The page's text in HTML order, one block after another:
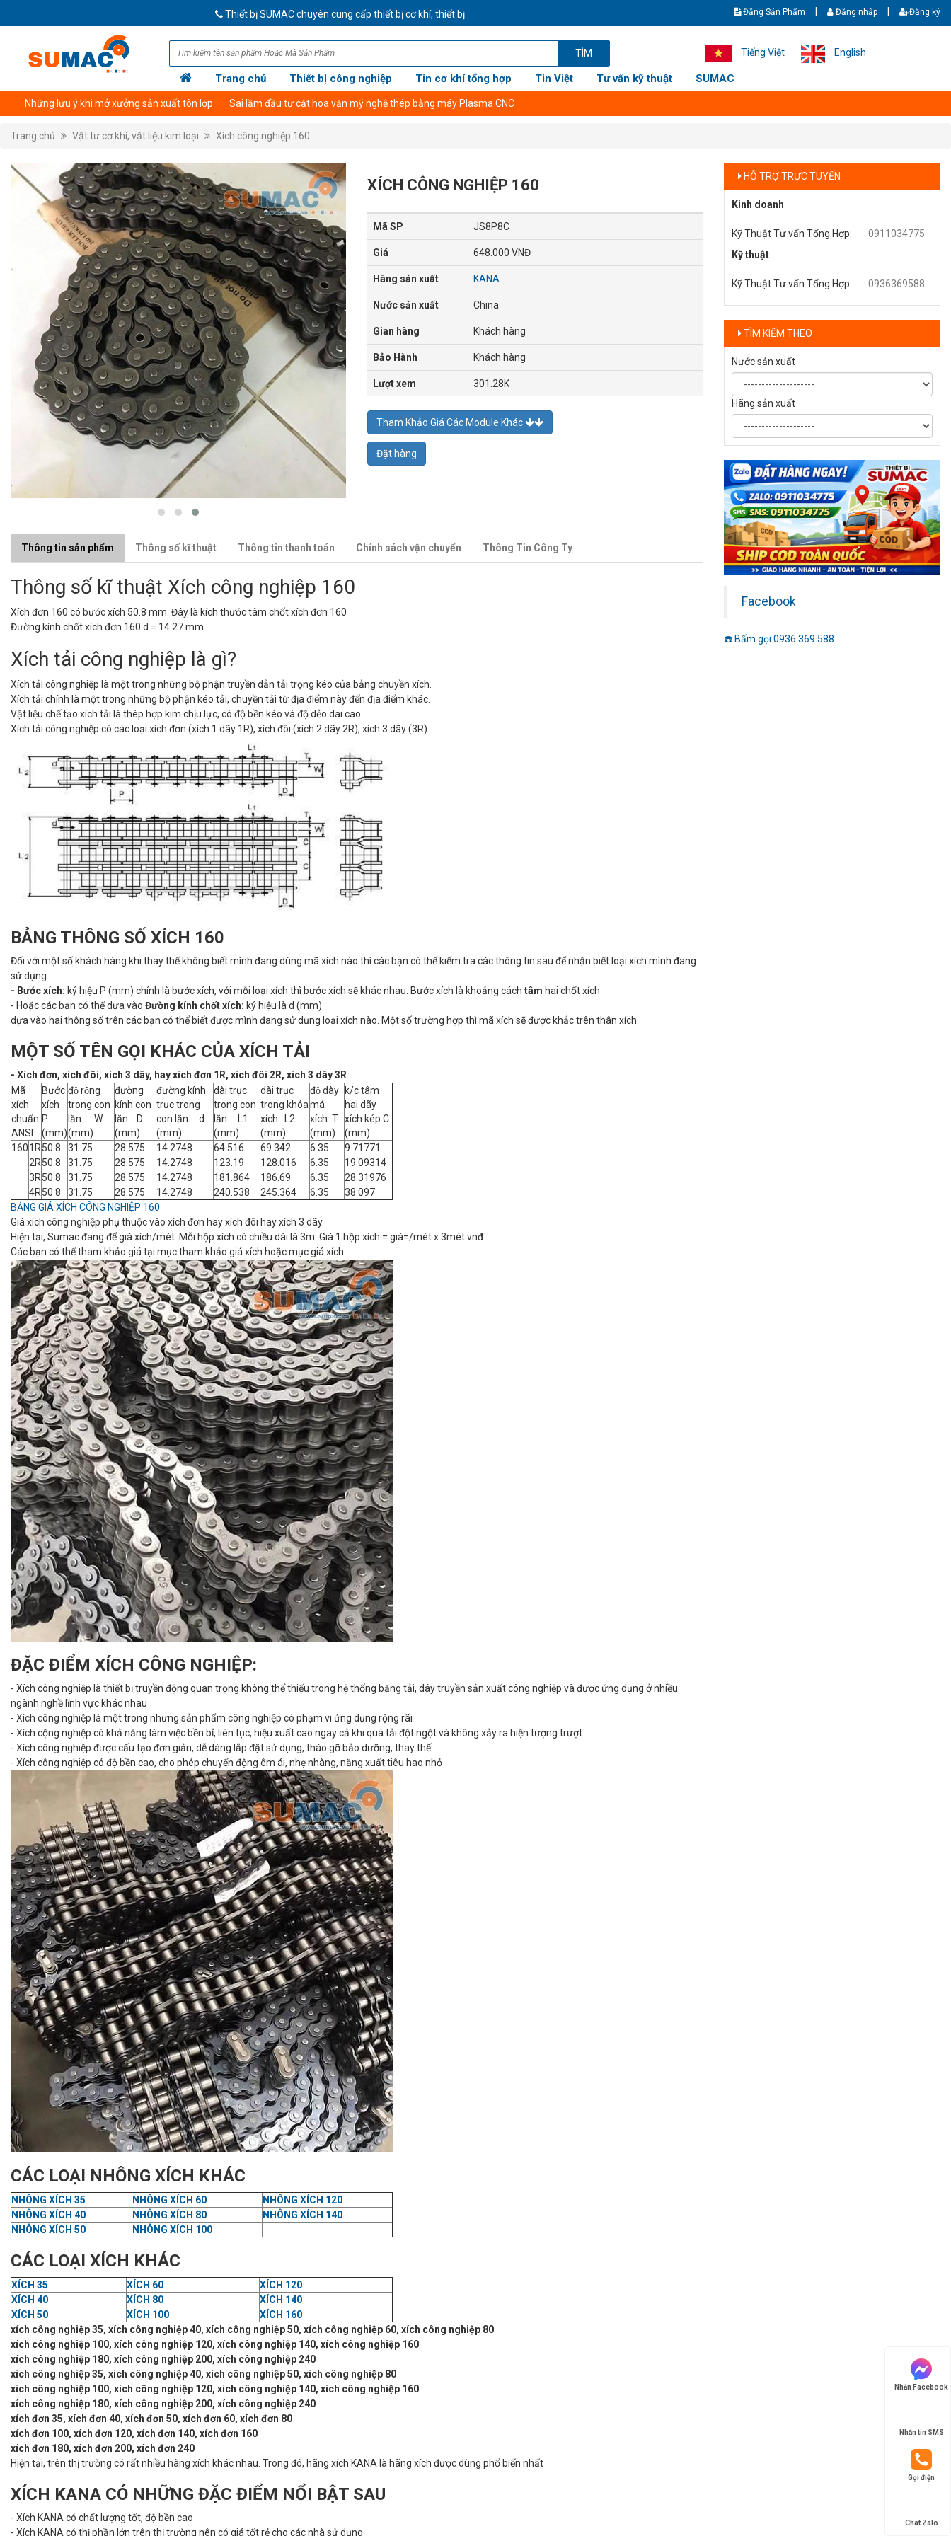
Thiết bị SUMAC chuyên cung cấp thiết bị cơ khí, thiết bị công nghiệp CHÍNH HÃNG GIÁ TỐT NHẤT - Giao hàng nhanh - Ship cod toàn quốc. Hotline/zalo: +8436369588 -
Đăng Sản Phẩm Đăng nhập Đăng ký
TÌM Tiếng Việt English
Trang chủ Thiết bị công nghiệp Tin cơ khí tổng hợp Tin Việt Tư vấn kỹ thuật SUMAC
Giới thiệu công ty Thông tin tài khoản thanh toán
Trang chủ Vật tư cơ khí, vật liệu kim loại Xích công nghiệp 160
XÍCH CÔNG NGHIỆP 160
Mã SP JS8P8C
Giá 648.000 VNĐ
Hãng sản xuất KANA
Nước sản xuất China
Gian hàng Khách hàng
Bảo Hành Khách hàng
Lượt xem 301.28K
Tham Khảo Giá Các Module Khác
Đặt hàng
Thông tin sản phẩm Thông số kĩ thuật Thông tin thanh toán Chính sách vận chuyển Thông Tin Công Ty
Thông số kĩ thuật Xích công nghiệp 160
Xích đơn 160 có bước xích 50.8 mm. Đây là kích thước tâm chốt xích đơn 160
Đường kính chốt xích đơn 160 d = 14.27 mm
Xích tải công nghiệp là gì?
Xích tải công nghiệp là một trong những bộ phận truyền dẫn tải trọng kéo của bằng chuyền xích.
Xích tải chính là một trong những bộ phận kéo tải, chuyền tải từ địa điểm này đến địa điểm khác.
Vật liệu chế tạo xích tải là thép hợp kim chịu lực, có độ bền kéo và độ dẻo dai cao
Xích tải công nghiệp có các loại xích đơn (xích 1 dãy 1R), xích đôi (xích 2 dãy 2R), xích 3 dãy (3R)
BẢNG THÔNG SỐ XÍCH 160
Đối với một số khách hàng khi thay thế không biết mình đang dùng mã xích nào thì các bạn có thể kiểm tra các thông tin sau để nhận biết loại xích mình đang
sử dụng.
- Bước xích: ký hiệu P (mm) chính là bước xích, với mỗi loại xích thì bước xích sẽ khác nhau. Bước xích là khoảng cách tâm hai chốt xích
- Hoặc các bạn có thể dựa vào Đường kính chốt xích: ký hiệu là d (mm)
dựa vào hai thông số trên các bạn có thể biết được mình đang sử dụng loại xích nào. Một số trường hợp thì mã xích sẽ được khắc trên thân xích
MỘT SỐ TÊN GỌI KHÁC CỦA XÍCH TẢI
- Xích đơn, xích đôi, xích 3 dãy, hay xích đơn 1R, xích đôi 2R, xích 3 dãy 3R
Mã
xích
chuẩn
ANSI
Bước
xích
P
(mm)
độ rộng
trong con
lăn W
(mm)
đường
kính con
lăn D
(mm)
đường kính
trục trong
con lăn d
(mm)
dài trục
trong con
lăn L1
(mm)
dài trục
trong khóa
xích L2
(mm)
độ dày
má
xích T
(mm)
k/c tâm
hai dãy
xích kép C
(mm)
1601R50.8 31.75 28.575 14.2748 64.516 69.342 6.35
9.71771
2R50.8 31.75 28.575 14.2748 123.19 128.016 6.35
19.09314
3R50.8 31.75 28.575 14.2748 181.864 186.69 6.35
28.31976
4R50.8 31.75 28.575 14.2748 240.538 245.364 6.35
38.097
BẢNG GIÁ XÍCH CÔNG NGHIỆP 160
Giá xích công nghiệp phụ thuộc vào xích đơn hay xích đôi hay xích 3 dãy.
Hiện tại, Sumac đang để giá xích/mét. Mỗi hộp xích có chiều dài là 3m. Giá 1 hộp xích = giá=/mét x 3mét vnđ
Các bạn có thể tham khảo giá tại mục tham khảo giá xích hoặc mục giá xích
ĐẶC ĐIỂM XÍCH CÔNG NGHIỆP:
- Xích công nghiệp là thiết bị truyền động quan trọng không thể thiếu trong hệ thống băng tải, dây truyền sản xuất công nghiệp và được ứng dụng ở nhiều
ngành nghề lĩnh vực khác nhau
- Xích công nghiệp là một trong nhưng sản phẩm công nghiệp có phạm vi ứng dụng rộng rãi
- Xích cộng nghiệp có khả năng làm việc bền bỉ, liên tục, hiệu xuất cao ngay cả khi quá tải đột ngột và không xảy ra hiện tượng trượt
- Xích công nghiệp được cấu tạo đơn giản, dễ dàng lắp đặt sử dụng, tháo gỡ bảo dưỡng, thay thế
- Xích công nghiệp có độ bền cao, cho phép chuyển động êm ái, nhẹ nhàng, năng xuất tiêu hao nhỏ
CÁC LOẠI NHÔNG XÍCH KHÁC
NHÔNG XÍCH 35 NHÔNG XÍCH 60
NHÔNG XÍCH 120
NHÔNG XÍCH 40
NHÔNG XÍCH 80
NHÔNG XÍCH 140
NHÔNG XÍCH 50
NHÔNG XÍCH 100
CÁC LOẠI XÍCH KHÁC
XÍCH 35 XÍCH 60
XÍCH 120
XÍCH 40
XÍCH 80
XÍCH 140
XÍCH 50
XÍCH 100
XÍCH 160
xích công nghiệp 35, xích công nghiệp 40, xích công nghiệp 50, xích công nghiệp 60, xích công nghiệp 80
xích công nghiệp 100, xích công nghiệp 120, xích công nghiệp 140, xích công nghiệp 160
xích công nghiệp 180, xích công nghiệp 200, xích công nghiệp 240
xích công nghiệp 35, xích công nghiệp 40, xích công nghiệp 50, xích công nghiệp 80
xích công nghiệp 100, xích công nghiệp 120, xích công nghiệp 140, xích công nghiệp 160
xích công nghiệp 180, xích công nghiệp 200, xích công nghiệp 240
xích đơn 35, xích đơn 40, xích đơn 50, xích đơn 60, xích đơn 80
xích đơn 100, xích đơn 120, xích đơn 140, xích đơn 160
xích đơn 180, xích đơn 200, xích đơn 240
Hiện tại, trên thị trường có rất nhiều hãng xích khác nhau. Trong đó, hãng xích KANA là hãng xích được dùng phổ biến nhất
XÍCH KANA CÓ NHỮNG ĐẶC ĐIỂM NỔI BẬT SAU
- Xích KANA có chất lượng tốt, độ bền cao
- Xích KANA có thị phần lớn trên thị trường nên có giá tốt rẻ cho các nhà sử dụng
HỖ TRỢ TRỰC TUYẾN
Kinh doanh
Kỹ Thuật Tư vấn Tổng Hợp:
0911034775
Kỹ thuật
Kỹ Thuật Tư vấn Tổng Hợp: 0936369588
TÌM KIẾM THEO
Nước sản xuất
Hãng sản xuất
Facebook
☎️ Bấm gọi 0936.369.588
Nhắn Facebook
Nhắn tin SMS
Gọi điện
Chat Zalo